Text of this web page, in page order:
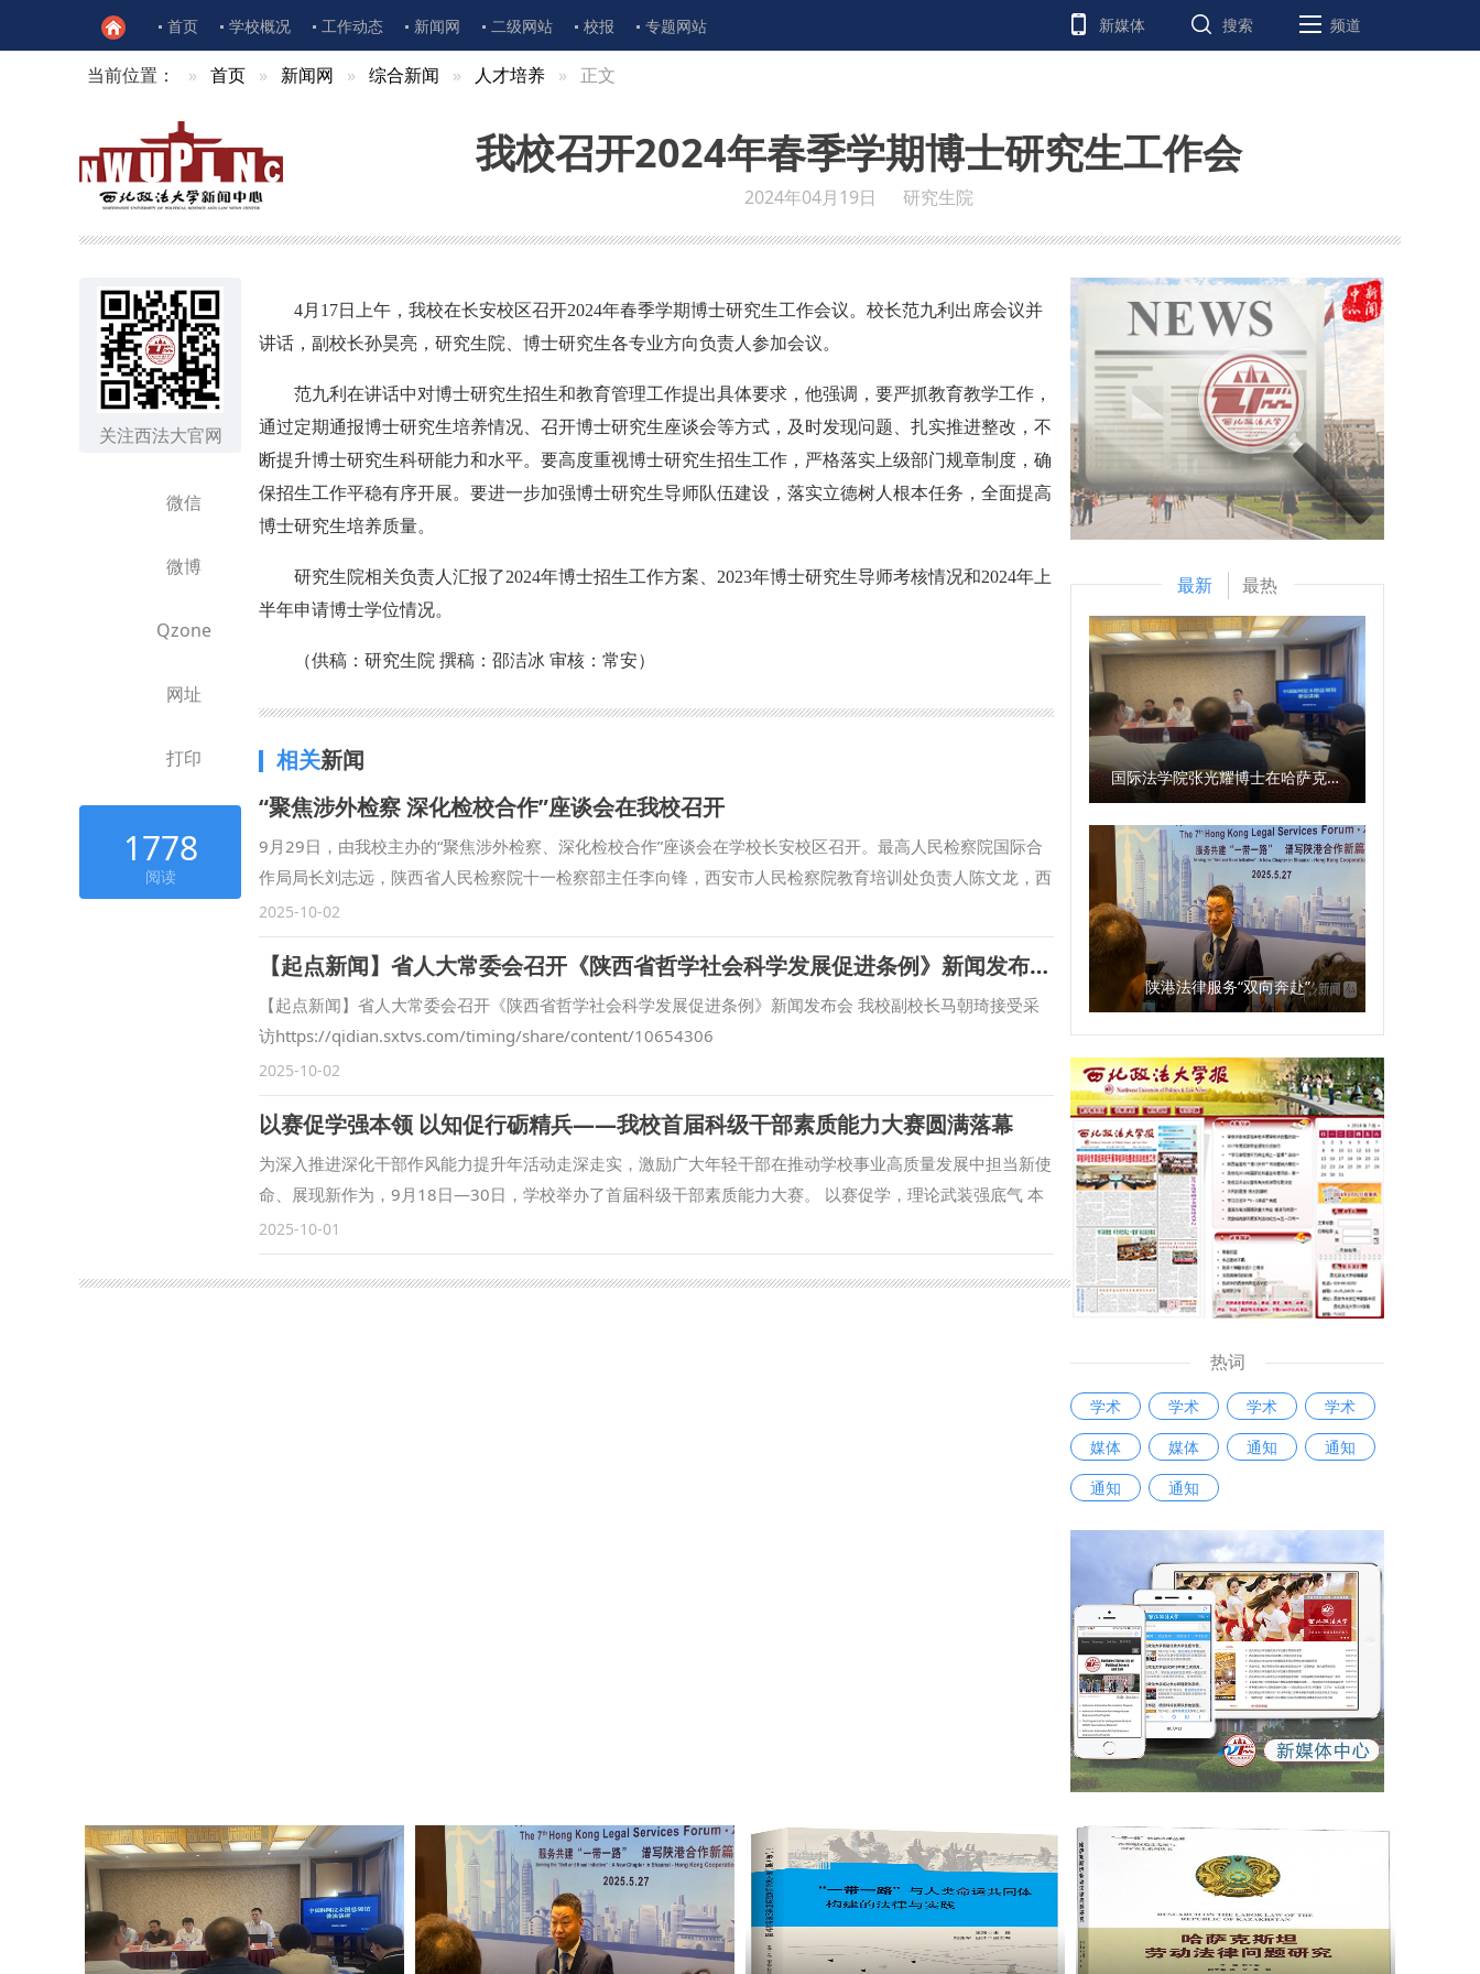
首页 学校概况 工作动态 新闻网 二级网站 校报 专题网站 新媒体 搜索 频道
当前位置： 首页 新闻网 综合新闻 人才培养 正文
我校召开2024年春季学期博士研究生工作会
2024年04月19日 研究生院
关注西法大官网
微信
微博
Qzone
网址
打印
1778
阅读
4月17日上午，我校在长安校区召开2024年春季学期博士研究生工作会议。校长范九利出席会议并
讲话，副校长孙昊亮，研究生院、博士研究生各专业方向负责人参加会议。
范九利在讲话中对博士研究生招生和教育管理工作提出具体要求，他强调，要严抓教育教学工作，
通过定期通报博士研究生培养情况、召开博士研究生座谈会等方式，及时发现问题、扎实推进整改，不
断提升博士研究生科研能力和水平。要高度重视博士研究生招生工作，严格落实上级部门规章制度，确
保招生工作平稳有序开展。要进一步加强博士研究生导师队伍建设，落实立德树人根本任务，全面提高
博士研究生培养质量。
研究生院相关负责人汇报了2024年博士招生工作方案、2023年博士研究生导师考核情况和2024年上
半年申请博士学位情况。
（供稿：研究生院 撰稿：邵洁冰 审核：常安）
相关新闻
“聚焦涉外检察 深化检校合作”座谈会在我校召开
9月29日，由我校主办的“聚焦涉外检察、深化检校合作”座谈会在学校长安校区召开。最高人民检察院国际合
作局局长刘志远，陕西省人民检察院十一检察部主任李向锋，西安市人民检察院教育培训处负责人陈文龙，西
安市长安区人民检察院副检察长王蕾等出席会议。我校校长范九利出席会议并致辞，副校长马朝琦主持会议。
范九利表示，涉外检察工作是国家涉外法治工作的重要方面，近年来，学校与各级检察机关深化交流，不断拓
展合作领域、合作范围，围绕中国检察学自主知识体系构建、检察课题研究、检校人才互派交流、学生实习实
训等方面开展了卓有成效的合作。在最高人民检察院国际合作局指导下，我校成立的“涉外刑事法治与国别检
察司法研究中心”各项工作稳步推进，已在区域国别检察研究、国际刑事司法协助、多语种法律数据库建设等
方面取得一定成果。下一步，将高质量推进涉外检察工作，依托中心进一步整合全校资源，推动学校专家学者
与检察实务专家的交流互动，建立常态化研究协作机制，围绕涉外检察基础性理论和实践难题开展联合攻关，
共同打造服务国家战略的涉外检察智库。 刘志远表示，最高人民检察院对涉外检察工作高度重视，西北政法
大学始终心怀“国之大者”，在涉外法治领域取得了突出的成绩。涉外刑事法治与国别检察司法研究中心先后配
合完成中国—东盟检察总长网站建设，编译东盟国家《刑法典》《刑事诉讼法典》等二十余部法典等，在服务
外检察人才培养工作搭建平台。 刘志远与我校刑事法学院院长冯卫国共同签署科研项目委托书 马朝琦宣布西
2025-10-02
【起点新闻】省人大常委会召开《陕西省哲学社会科学发展促进条例》新闻发布会 我校副校长马朝琦接受采访
【起点新闻】省人大常委会召开《陕西省哲学社会科学发展促进条例》新闻发布会 我校副校长马朝琦接受采
访https://qidian.sxtvs.com/timing/share/content/10654306
2025-10-02
以赛促学强本领 以知促行砺精兵——我校首届科级干部素质能力大赛圆满落幕
为深入推进深化干部作风能力提升年活动走深走实，激励广大年轻干部在推动学校事业高质量发展中担当新使
命、展现新作为，9月18日—30日，学校举办了首届科级干部素质能力大赛。 以赛促学，理论武装强底气 本
次比赛是学校首次举办干部素质能力大赛，面向全校正科级干部开放报名，共有119名科级干部积极报名参
赛。聚焦“能写、会说、善思、肯干”的干部核心素质能力要求，大赛设置了应知应会、公文写作和情景模拟展
示三个模块的比赛。 应知应会通过笔试方式进行，主要考察科级干部对马克思主义理论和党的路线方针政
的岗位上为学校事业发展贡献自己全部的力量”。 以赛提能，锻造素质过硬干部队伍 本次比赛是加强学校干部
队伍建设的有力举措，也是推动广大干部大学习、大练兵、大比武的重要手段，为全体科级干部搭建了学习、
交流和展示的舞台，全面检验了科级干部的理论素养、专业能力与综合素质，有效激发了广大干部干事创业、
争先创优的工作热情。 参赛选手汤强说：“此次科级干部素质能力大赛，对我而言是一次难得的能力锻炼与自
我审视契机。让我清晰看到了自己的知识盲区和能力短板。我将以此次比赛为新起点，立足工作实际查漏补
2025-10-01
最新 最热
国际法学院张光耀博士在哈萨克斯坦阿拉木图开展科研与社会服务活动
陕港法律服务“双向奔赴”
热词
学术 学术 学术
学术
媒体
媒体 通知
通知
通知
通知